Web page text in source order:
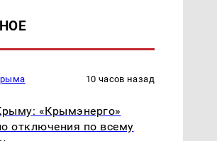
10 часов назад
«Крымэнерго»
отключения по всему